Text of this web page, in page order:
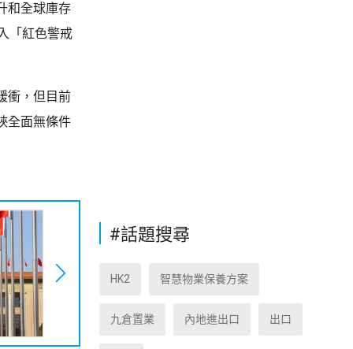
和全球庫存
「紅色警戒
衝，但目前
全面無條件
#話題搜尋
HK2 智慧物業保養方案
九倉置業 內地進出口 出口